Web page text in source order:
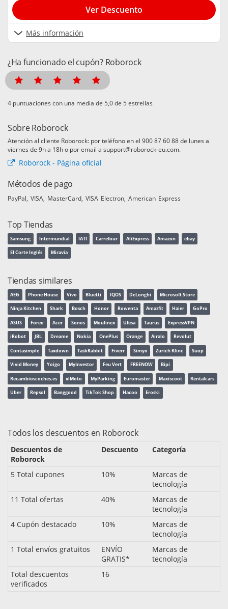
Más información
Ver Descuento
¿Ha funcionado el cupón? Roborock
puntuaciones con una media de de 5 estrellas
Sobre Roborock
Atención al cliente Roborock: por teléfono en el 900 87 60 88 de lunes a
viernes de 9h a 18h o por email a support@roborock-eu.com.
Roborock - Página oficial
Métodos de pago
PayPal VISA MasterCard VISA Electron American Express
Top Tiendas
Samsung Intermundial IATI Carrefour AliExpress Amazon ebay
El Corte Inglés Miravia
Tiendas similares
AEG Phone House Vivo Bluetti IQOS DeLonghi Microsoft Store
Ninja Kitchen Shark Bosch Honor Rowenta Amazfit Haier GoPro
ASUS Foreo Acer Sonos Moulinex Ufesa Taurus ExpressVPN
iRobot JBL Dreame Nokia OnePlus Orange Airalo Revolut
Contasimple Taxdown TaskRabbit Fiverr Simyo Zurich Klinc Suop
Vivid Money Yoigo MyInvestor Feu Vert FREENOW Bipi
Recambioscoches.es xlMoto MyParking Euromaster Maxiscoot Rentalcars
Uber Repsol Banggood TikTok Shop Hacoo Eroski
Todos los descuentos en Roborock
Descuentos de
Roborock
Descuento Categoría
5 Total cupones 10%
Marcas de
tecnología
11 Total ofertas
40%
Marcas de
tecnología
4 Cupón destacado
10%
Marcas de
tecnología
1 Total envíos gratuitos
ENVÍO
GRATIS*
Marcas de
tecnología
Total descuentos
verificados
16